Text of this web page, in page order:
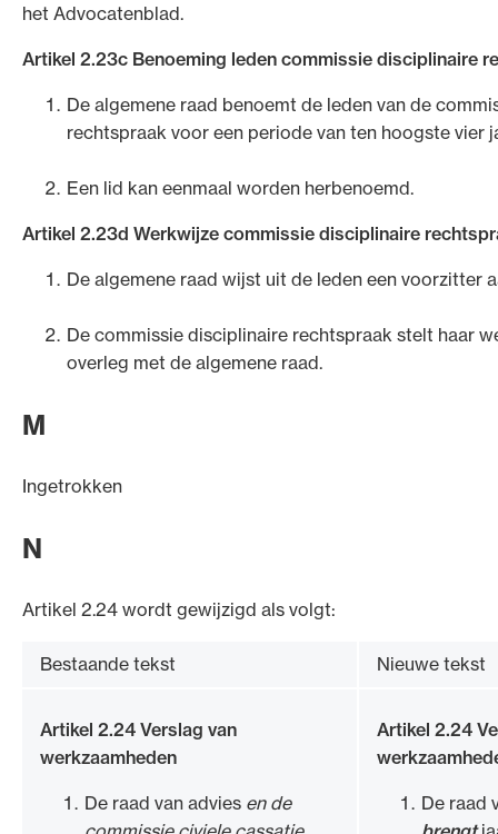
het Advocatenblad.
Artikel 2.23c Benoeming leden commissie disciplinaire
De algemene raad benoemt de leden van de
rechtspraak voor een periode van ten hoogste vier
Een lid kan eenmaal worden herbenoemd.
Artikel 2.23d Werkwijze commissie disciplinaire
De algemene raad wijst uit de leden een voorzitter
De commissie disciplinaire rechtspraak stelt haar
overleg met de algemene raad.
M
Ingetrokken
N
Artikel 2.24 wordt gewijzigd als volgt:
Bestaande tekst Nieuwe tekst
Artikel 2.24 Verslag van
werkzaamheden
De raad van advies en de
Artikel 2.24
De raad